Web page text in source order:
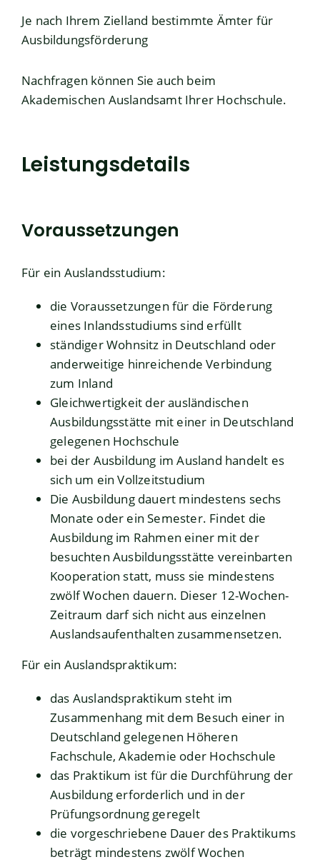
Je nach Ihrem Zielland bestimmte Ämter für
Ausbildungsförderung
Nachfragen können Sie auch beim
Akademischen Auslandsamt Ihrer Hochschule.
Leistungsdetails
Voraussetzungen
Für ein Auslandsstudium:
die Voraussetzungen für die Förderung
eines Inlandsstudiums sind erfüllt
ständiger Wohnsitz in Deutschland oder
anderweitige hinreichende Verbindung
zum Inland
Gleichwertigkeit der ausländischen
Ausbildungsstätte mit einer in Deutschland
gelegenen Hochschule
bei der Ausbildung im Ausland handelt es
sich um ein Vollzeitstudium
Die Ausbildung dauert mindestens sechs
Monate oder ein Semester. Findet die
Ausbildung im Rahmen einer mit der
besuchten Ausbildungsstätte vereinbarten
Kooperation statt, muss sie mindestens
zwölf Wochen dauern. Dieser 12-Wochen-
Zeitraum darfsich nicht aus einzelnen
Auslandsaufenthalten zusammensetzen.
Für ein Auslandspraktikum:
das Auslandspraktikum steht im
Zusammenhang mit dem Besuch einer in
Deutschland gelegenen Höheren
Fachschule, Akademie oder Hochschule
das Praktikum ist für die Durchführung der
Ausbildung erforderlich und in der
Prüfungsordnung geregelt
die vorgeschriebene Dauer des Praktikums
beträgt mindestens zwölf Wochen